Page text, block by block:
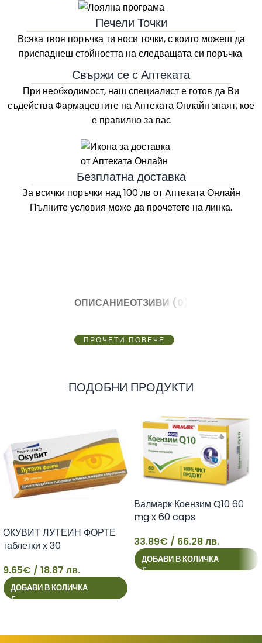
Печели Точки
Всяка твоя поръчка ти носи точки, с които можеш да
приспаднеш стойността на следващата си поръчка.
Свържи се с Аптеката
При необходимост, наш специалист е готов да Ви
съдейства.Фармацевтите наАптеката Онлайн знаят, кое
е правилно за вас
Безплатна доставка
За всички поръчки над 100 лв от Aптеката Онлайн
Пълните условия може да прочетете на линка.
ОПИСАНИЕОТЗИВИ (0)
ПРОЧЕТИ ПОВЕЧЕ
ПОДОБНИ ПРОДУКТИ
9
ОКУВИТ ЛУТЕИН ФОРТЕ
таблетки х 30
9.65€ / 18.87 лв.
ДОБАВИ В КОЛИЧКА
33
Валмарк Коензим Q10 60
mg x 60 caps
33.89€ / 66.28 лв.
ДОБАВИ В КОЛИЧКА